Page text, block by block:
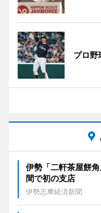
プロ
伊勢「二軒茶屋餅
間で初の支店
伊勢志摩経済新聞